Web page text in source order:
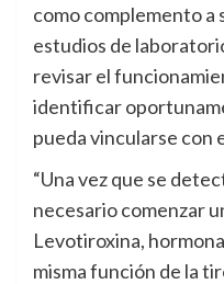
como complemento a
estudios de
revisar el
identificar
pueda vincularse con
“Una vez que se
necesario comenzar
Levotiroxina,
misma función de la